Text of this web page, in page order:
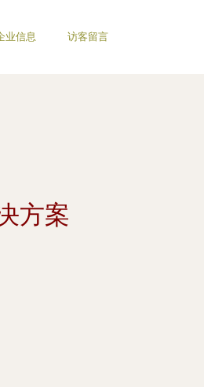
业信息 访客留言
方案